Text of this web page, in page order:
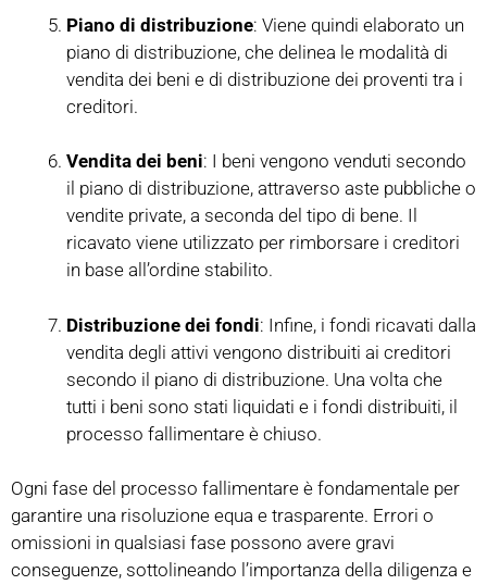
Piano di distribuzione: Viene quindi elaborato un
piano di distribuzione, che delinea le modalità di
vendita dei beni e di distribuzione dei proventi tra i
creditori.
Vendita dei beni: I beni vengono venduti secondo
il piano di distribuzione, attraverso aste pubbliche o
vendite private, a seconda del tipo di bene. Il
ricavato viene utilizzato per rimborsare i creditori
in base all’ordine stabilito.
Distribuzione dei fondi: Infine, i fondi ricavati dalla
vendita degli attivi vengono distribuiti ai creditori
secondo il piano di distribuzione. Una volta che
tutti i beni sono stati liquidati e i fondi distribuiti, il
processo fallimentare è chiuso.
Ogni fase del processo fallimentare è fondamentale per
garantire una risoluzione equa e trasparente. Errori o
omissioni in qualsiasi fase possono avere gravi
conseguenze, sottolineando l’importanza della diligenza e